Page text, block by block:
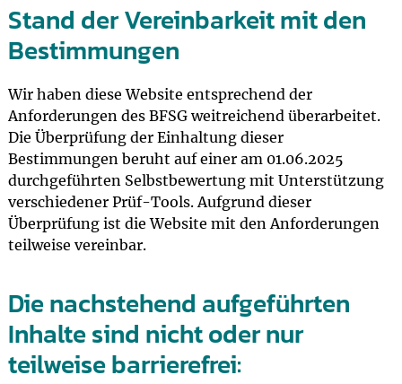
Stand der Vereinbarkeit mit den
Bestimmungen
Wir haben diese Website entsprechend der
Anforderungen des BFSG weitreichend überarbeitet.
Die Überprüfung der Einhaltung dieser
Bestimmungen beruht auf einer am 01.06.2025
durchgeführten Selbstbewertung mit Unterstützung
verschiedener Prüf-Tools. Aufgrund dieser
Überprüfung ist die Website mit den Anforderungen
teilweise vereinbar.
Die nachstehend aufgeführten
Inhalte sind nicht oder nur
teilweise barrierefrei: